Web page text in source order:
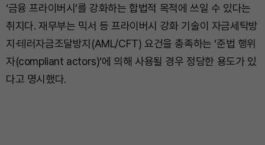
‘금융 프라이버시’를 강화하는 합법적 목적에 쓰일 수 있다는
취지다. 재무부는 믹서 등 프라이버시 강화 기술이 자금세탁방
지·테러자금조달방지(AML/CFT) 요건을 충족하는 ‘준법 행위
자(compliant actors)’에 의해 사용될 경우 정당한 용도가 있
다고 명시했다.